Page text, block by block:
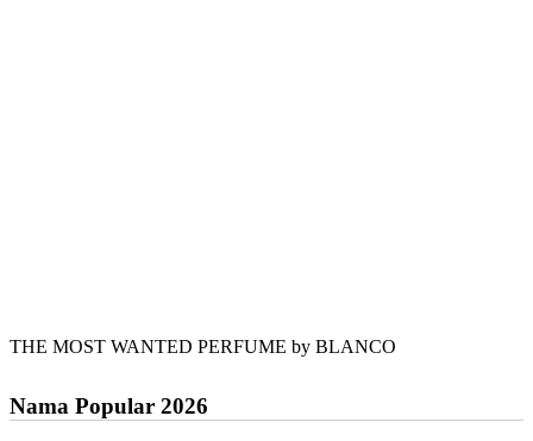
THE MOST WANTED PERFUME by BLANCO
Nama Popular 2026